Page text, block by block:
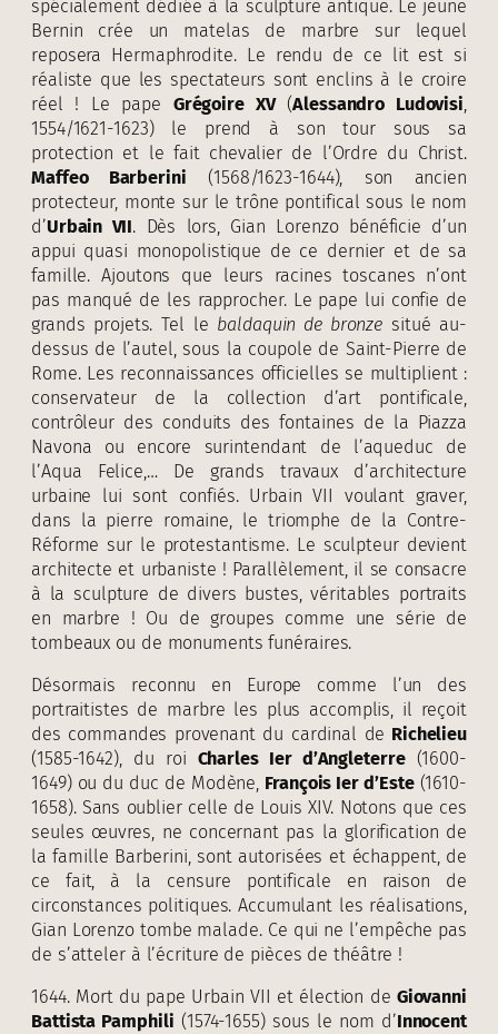
spécialement dédiée à la sculpture antique. Le jeune
Bernin crée un matelas de marbre sur lequel
reposera Hermaphrodite. Le rendu de ce lit est si
réaliste que les spectateurs sont enclins à le croire
réel ! Le pape Grégoire XV(Alessandro Ludovisi
1554/1621-1623) le prend à son tour sous sa
protection et le fait chevalier de l’Ordre du Christ.
Maffeo Barberini (1568/1623-1644), son ancien
protecteur, monte sur le trône pontifical sous le nom
d’Urbain VII. Dès lors, Gian Lorenzo bénéficie d’un
appui quasi monopolistique de ce dernier et de sa
famille. Ajoutons que leurs racines toscanes n’ont
pas manqué de les rapprocher. Le pape lui confie de
grands projets. Tel le baldaquin de bronze situé au-
dessus de l’autel, sous la coupole de Saint-Pierre de
Rome. Les reconnaissances officielles se multiplient :
conservateur de la collection d’art pontificale,
contrôleur des conduits des fontaines de la Piazza
Navona ou encore surintendant de l’aqueduc de
l’Aqua Felice,… De grands travaux d’architecture
urbaine lui sont confiés. Urbain VII voulant graver,
dans la pierre romaine, le triomphe de la Contre-
Réforme sur le protestantisme. Le sculpteur devient
architecte et urbaniste ! Parallèlement, il se consacre
à la sculpture de divers bustes, véritables portraits
en marbre ! Ou de groupes comme une série de
tombeaux ou de monuments funéraires.
Désormais reconnu en Europe comme l’un des
portraitistes de marbre les plus accomplis, il reçoit
des commandes provenant du cardinal de Richelieu
(1585-1642), du roi Charles Ier d’Angleterre(1600-
1649) ou du duc de Modène, François Ier d’Este(1610-
1658). Sans oublier celle de Louis XIV. Notons que ces
seules œuvres, ne concernant pas la glorification de
la famille Barberini, sont autorisées et échappent, de
ce fait, à la censure pontificale en raison de
circonstances politiques. Accumulant les réalisations,
Gian Lorenzo tombe malade. Ce qui ne l’empêche pas
de s’atteler à l’écriture de pièces de théâtre !
1644. Mort du pape Urbain VII et élection de Giovanni
Battista Pamphili (1574-1655) sous le nom d’Innocent